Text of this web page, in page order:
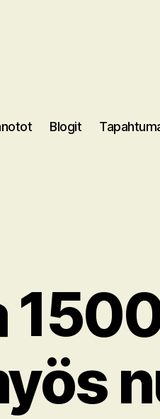
Blogit